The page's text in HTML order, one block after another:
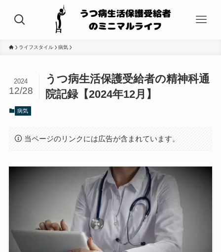
ライフスタイル 病気
うつ病生活保護受給者の精神科通
院記録【2024年12月】
2024
12/28
病気
当ページのリンクには広告が含まれています。